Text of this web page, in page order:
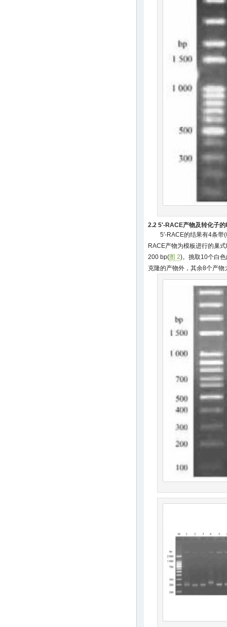
2.2 5′-RACE产物及转化子
5′-RACE的结果有4条
RACE产物为模板进行的巢
200 bp(图 2)。挑取10个白
克隆的产物外，其余8个产物